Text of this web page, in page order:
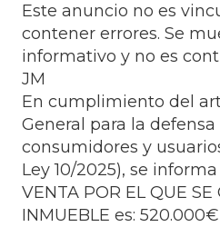
Este anuncio no es
contener errores. Se
informativo y no es
JM
En cumplimiento del
General para la defensa
consumidores y
Ley 10/2025), se
VENTA POR EL QUE SE
INMUEBLE es: